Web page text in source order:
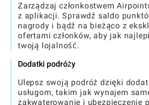
Zarządzaj członkostwem
z aplikacji. Sprawdź saldo
nagrody i bądź na bieżąco z
ofertami członków, aby jak
twoją lojalność.
Dodatki podróży
Ulepsz swoją podróż dzięki
usługom, takim jak wynajem
zakwaterowanie i ubezpieczenie